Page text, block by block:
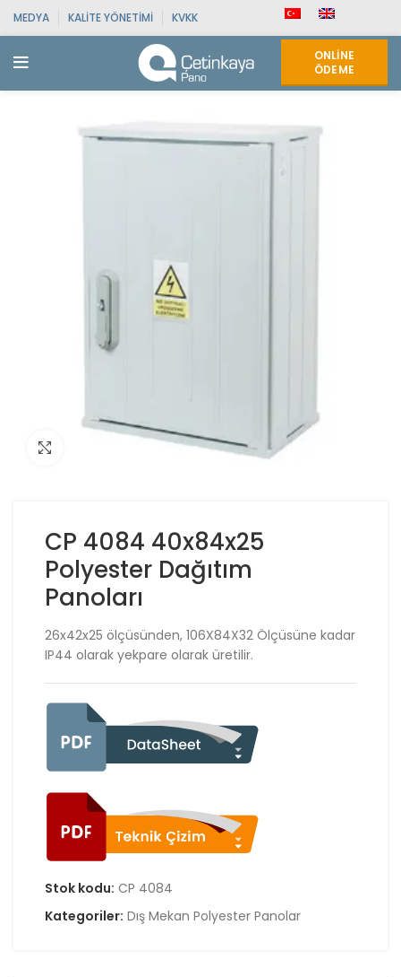
MEDYA KALITE YÖNETIMI KVKK
ONLINE
ÖDEME
CP 4084 40x84x25
Polyester Dağıtım
Panoları
26x42x25 ölçüsünden, 106X84X32 Ölçüsüne kadar
IP44 olarak yekpare olarak üretilir.
Stok kodu: CP 4084
Kategoriler: Dış Mekan Polyester Panolar